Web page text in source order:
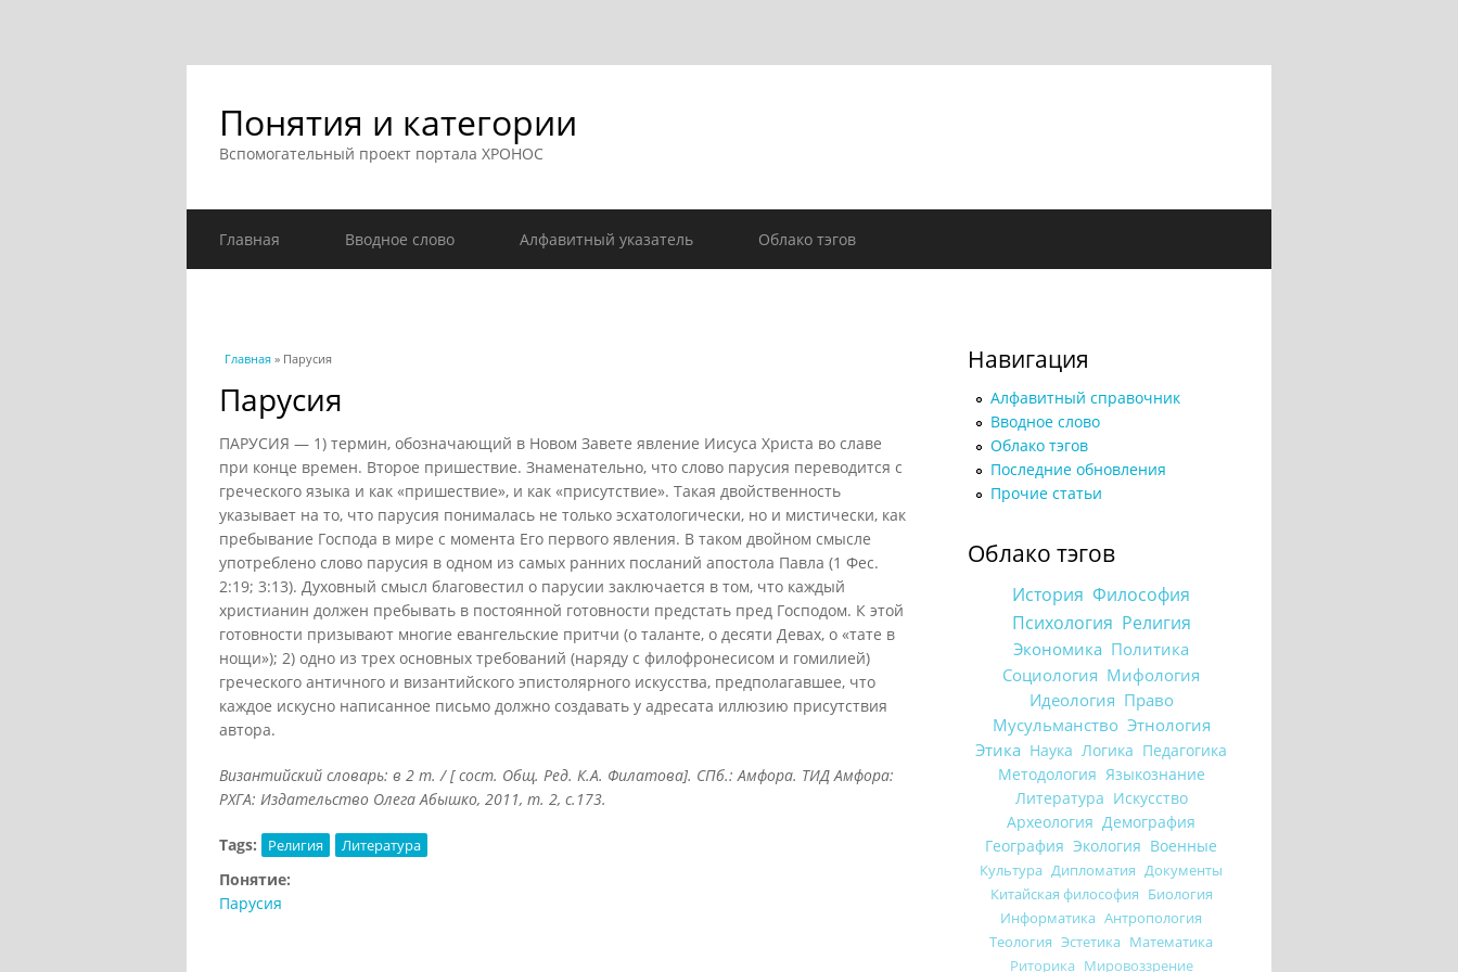
Понятия и категории
Вспомогательный проект портала ХРОНОС
Главная Вводное слово Алфавитный указатель Облако тэгов
Вы здесь
Главная » Парусия
Парусия
ПАРУСИЯ — 1) термин, обозначающий в Новом Завете явление Иисуса Христа во славе
при конце времен. Второе пришествие. Знаменательно, что слово парусия переводится с
греческого языка и как «пришествие», и как «присутствие». Такая двойственность
указывает на то, что парусия понималась не только эсхатологически, но и мистически, как
пребывание Господа в мире с момента Его первого явления. В таком двойном смысле
употреблено слово парусия в одном из самых ранних посланий апостола Павла (1 Фес.
2:19; 3:13). Духовный смысл благовестил о парусии заключается в том, что каждый
христианин должен пребывать в постоянной готовности предстать пред Господом. К этой
готовности призывают многие евангельские притчи (о таланте, о десяти Девах, о «тате в
нощи»); 2) одно из трех основных требований (наряду с филофронесисом и гомилией)
греческого античного и византийского эпистолярного искусства, предполагавшее, что
каждое искусно написанное письмо должно создавать у адресата иллюзию присутствия
автора.
Византийский словарь: в 2 т. / [ сост. Общ. Ред. К.А. Филатова]. СПб.: Амфора. ТИД Амфора:
РХГА: Издательство Олега Абышко, 2011, т. 2, с.173.
Tags: Религия Литература
Понятие:
Парусия
Навигация
Алфавитный справочник
Вводное слово
Облако тэгов
Последние обновления
Прочие статьи
Облако тэгов
История Философия
Психология Религия
Экономика Политика
Социология Мифология
Идеология Право
Мусульманство Этнология
Этика Наука Логика Педагогика
Методология Языкознание
Литература Искусство
Археология Демография
География Экология Военные
Культура Дипломатия Документы
Китайская философия Биология
Информатика Антропология
Теология Эстетика Математика
Риторика Мировоззрение